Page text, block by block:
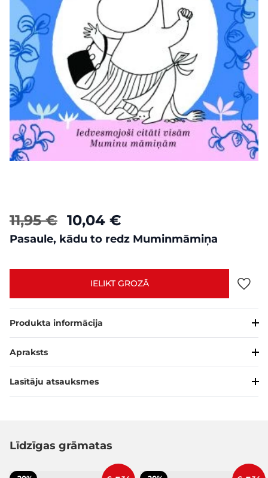
11,95 € 10,04 €
Pasaule, kādu to redz Muminmāmiņa
IELIKT GROZĀ
Produkta informācija
Apraksts
Lasītāju atsauksmes
Līdzīgas grāmatas